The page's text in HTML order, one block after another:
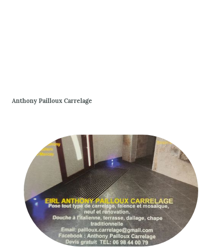
Anthony Pailloux Carrelage